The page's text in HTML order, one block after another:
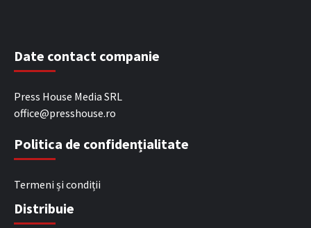
Date contact companie
Press House Media SRL
office@presshouse.ro
Politica de confidențialitate
Termeni și condiții
Distribuie